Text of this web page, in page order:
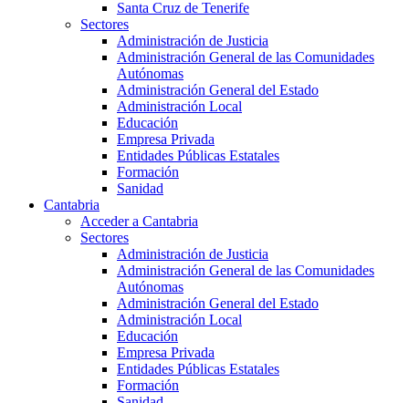
Santa Cruz de Tenerife
Sectores
Administración de Justicia
Administración General de las Comunidades
Autónomas
Administración General del Estado
Administración Local
Educación
Empresa Privada
Entidades Públicas Estatales
Formación
Sanidad
Cantabria
Acceder a Cantabria
Sectores
Administración de Justicia
Administración General de las Comunidades
Autónomas
Administración General del Estado
Administración Local
Educación
Empresa Privada
Entidades Públicas Estatales
Formación